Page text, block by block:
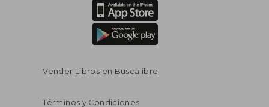
Vender Libros en Buscalibre
Términos y Condiciones